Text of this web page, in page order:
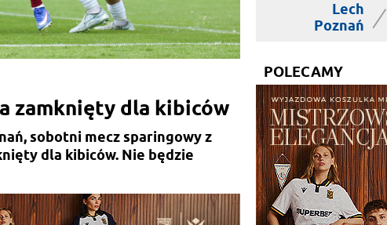
zamknięty dla kibiców
sobotni mecz sparingowy z
dla kibiców. Nie będzie
Lech
Poznań
|
POLECAMY